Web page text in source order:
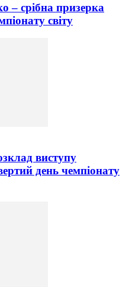
– срібна призерка
світу
виступу
день чемпіонату